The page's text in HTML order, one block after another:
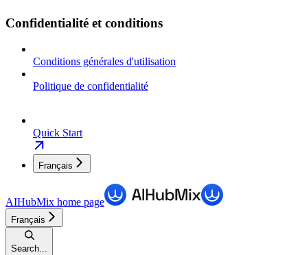
Confidentialité et conditions
Conditions générales d'utilisation
Politique de confidentialité
Quick Start
Français
AIHubMix home page
Français
Search...